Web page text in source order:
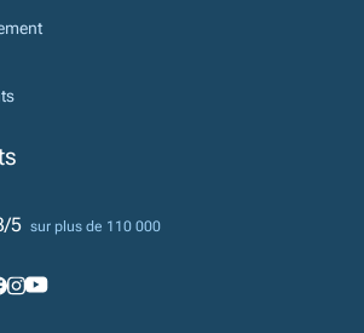
5 sur plus de 110 000